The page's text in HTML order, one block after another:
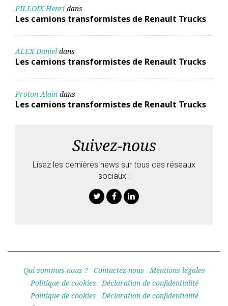
PILLOIX Henri dans
Les camions transformistes de Renault Trucks
ALEX Daniel dans
Les camions transformistes de Renault Trucks
Proton Alain dans
Les camions transformistes de Renault Trucks
Suivez-nous
Lisez les dernières news sur tous ces réseaux
sociaux !
Qui sommes-nous ? Contactez-nous
Mentions légales
Politique de cookies
Déclaration de confidentialité
Politique de cookies
Déclaration de confidentialité